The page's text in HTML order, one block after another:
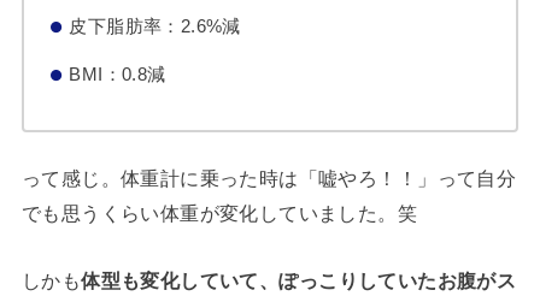
皮下脂肪率：2.6%減
BMI：0.8減
って感じ。体重計に乗った時は「嘘やろ！！」って自分
でも思うくらい体重が変化していました。笑
しかも体型も変化していて、ぽっこりしていたお腹がス